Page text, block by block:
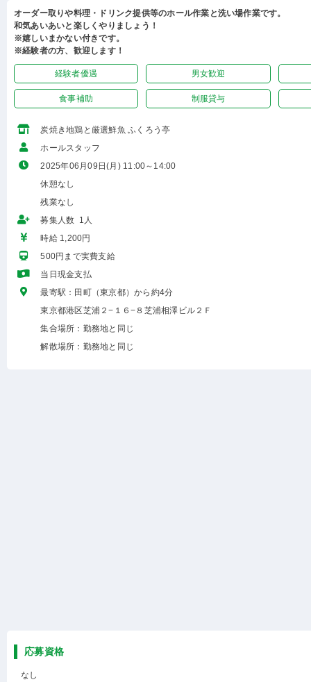
オーダー取りや料理・ドリンク提供等のホール作業と洗い場作業です。
和気あいあいと楽しくやりましょう！
※嬉しいまかない付きです。
※経験者の方、歓迎します！
経験者優遇 男女歓迎
食事補助 制服貸与
炭焼き地鶏と厳選鮮魚 ふくろう亭
ホールスタッフ
2025年06月09日(月) 11:00～14:00
休憩なし
残業なし
募集人数 1人
時給 1,200円
500円まで実費支給
当日現金支払
最寄駅：田町（東京都）から約4分
東京都港区芝浦２−１６−８芝浦相澤ビル２Ｆ
集合場所：勤務地と同じ
解散場所：勤務地と同じ
応募資格
なし